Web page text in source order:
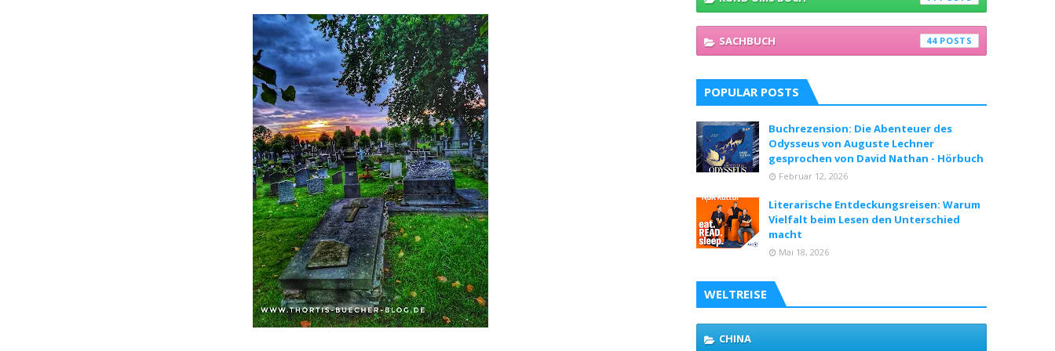
SACHBUCH 44
POPULAR POSTS
Buchrezension: Die Abenteuer des
Odysseus von Auguste Lechner
gesprochen von David Nathan - Hörbuch
Februar 12, 2026
Literarische Entdeckungsreisen: Warum
Vielfalt beim Lesen den Unterschied
macht
Mai 18, 2026
WELTREISE
CHINA